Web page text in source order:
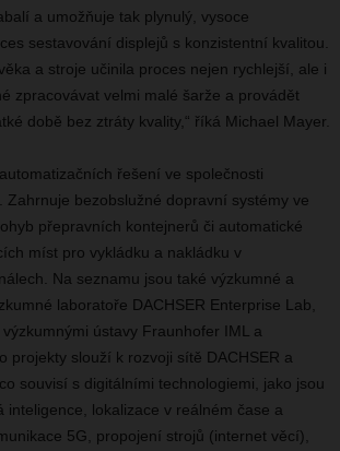
a umožňuje tak plynulý, vysoce
sestavování displejů s konzistentní kvalitou.
a stroje učinila proces nejen rychlejší, ale i
zpracovávat velmi malé šarže a provádět
době bez ztráty kvality,“ říká Michael Mayer.
řešení ve společnosti
Zahrnuje bezobslužné dopravní systémy ve
přepravních kontejnerů či automatické
míst pro vykládku a nakládku v
Na seznamu jsou také výzkumné a
laboratoře DACHSER Enterprise Lab,
ústavy Fraunhofer IML a
projekty slouží k rozvoji sítě DACHSER a
souvisí s digitálními technologiemi, jako jsou
inteligence, lokalizace v reálném čase a
5G, propojení strojů (internet věcí),